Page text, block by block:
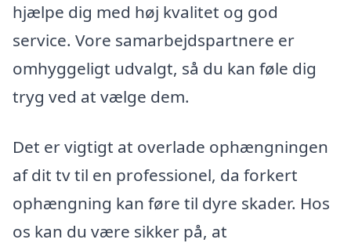
hjælpe dig med høj kvalitet og god
service. Vore samarbejdspartnere er
omhyggeligt udvalgt, så du kan føle dig
tryg ved at vælge dem.
Det er vigtigt at overlade ophængningen
af dit tv til en professionel, da forkert
ophængning kan føre til dyre skader. Hos
os kan du være sikker på, at